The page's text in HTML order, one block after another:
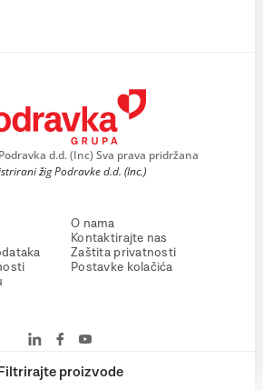
Filtrirajte proizvode
d.d. (Inc) Sva prava pridržana
žig Podravke d.d. (Inc.)
O nama
Kontaktirajte nas
Zaštita privatnosti
Postavke kolačića